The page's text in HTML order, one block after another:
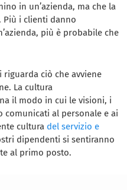
in un’azienda, ma che la
Più i clienti danno
più è probabile che
riguarda ciò che avviene
La cultura
il modo in cui le visioni, i
comunicati al personale e ai
cultura del servizio e
dipendenti si sentiranno
al primo posto.